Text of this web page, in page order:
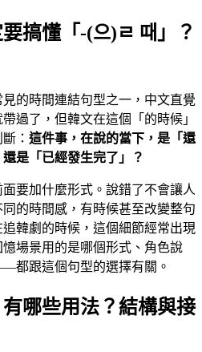
搞懂「-(으)ㄹ 때」？
見的時間連結句型之一，中文直覺
過了，但韓文在這個「的時候」
： 這件事，在說的當下，是「還
是「已經發生完了」？
要加什麼形式。說錯了不會讓人
的時間感，有時候甚至改變整句
韓劇的時候，這個細節經常出現
場景用的是哪個形式、角色說
都跟這個句型的選擇有關。
哪些用法？結構與接